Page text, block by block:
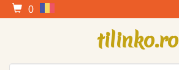
0
tilinko.ro